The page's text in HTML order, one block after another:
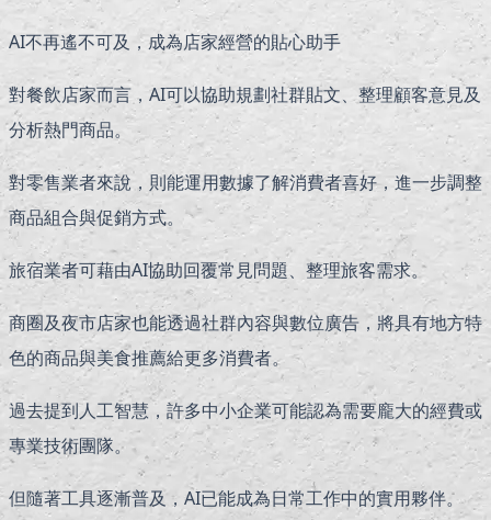
AI不再遙不可及，成為店家經營的貼心助手
對餐飲店家而言，AI可以協助規劃社群貼文、整理顧客意見及
分析熱門商品。
對零售業者來說，則能運用數據了解消費者喜好，進一步調整
商品組合與促銷方式。
旅宿業者可藉由AI協助回覆常見問題、整理旅客需求。
商圈及夜市店家也能透過社群內容與數位廣告，將具有地方特
色的商品與美食推薦給更多消費者。
過去提到人工智慧，許多中小企業可能認為需要龐大的經費或
專業技術團隊。
但隨著工具逐漸普及，AI已能成為日常工作中的實用夥伴。